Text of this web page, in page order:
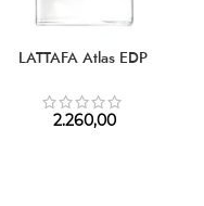
LATTAFA Atlas EDP
2.260,00